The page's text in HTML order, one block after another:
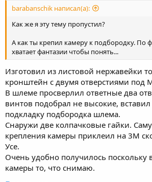
barabanschik написал(а):
Как же я эту тему пропустил?
А как ты крепил камеру к подбородку. По
хватает фантазии чтобы понять...
Изготовил из листовой нержавейки
кронштейн с двумя отверстиями под
В шлеме просверлил ответные два
винтов подобрал не высокие,
подкладку подбородка шлема.
Снаружи две колпачковые гайки.
крепления камеры приклеил на 3М
Усе.
Очень удобно получилось поскольку
камеры то, что снимаю.